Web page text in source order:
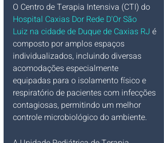
O Centro de Terapia Intensiva (CTI) do
Hospital Caxias Dor Rede D'Or São
Luiz na cidade de Duque de Caxias RJ é
composto por amplos espaços
individualizados, incluindo diversas
acomodações especialmente
equipadas para o isolamento físico e
respiratório de pacientes com infecções
contagiosas, permitindo um melhor
controle microbiológico do ambiente.